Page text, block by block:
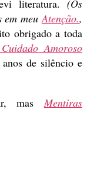
literatura.(Os
em meuAtenção.,
obrigado a toda
Amoroso
de silêncio e
mas Mentiras